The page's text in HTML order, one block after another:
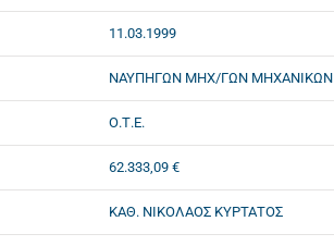
11.03.1999
ΝΑΥΠΗΓΩΝ ΜΗΧ/ΓΩΝ ΜΗΧΑΝΙΚΩΝ
Ο.Τ.Ε.
62.333,09 €
ΚΑΘ. ΝΙΚΟΛΑΟΣ ΚΥΡΤΑΤΟΣ